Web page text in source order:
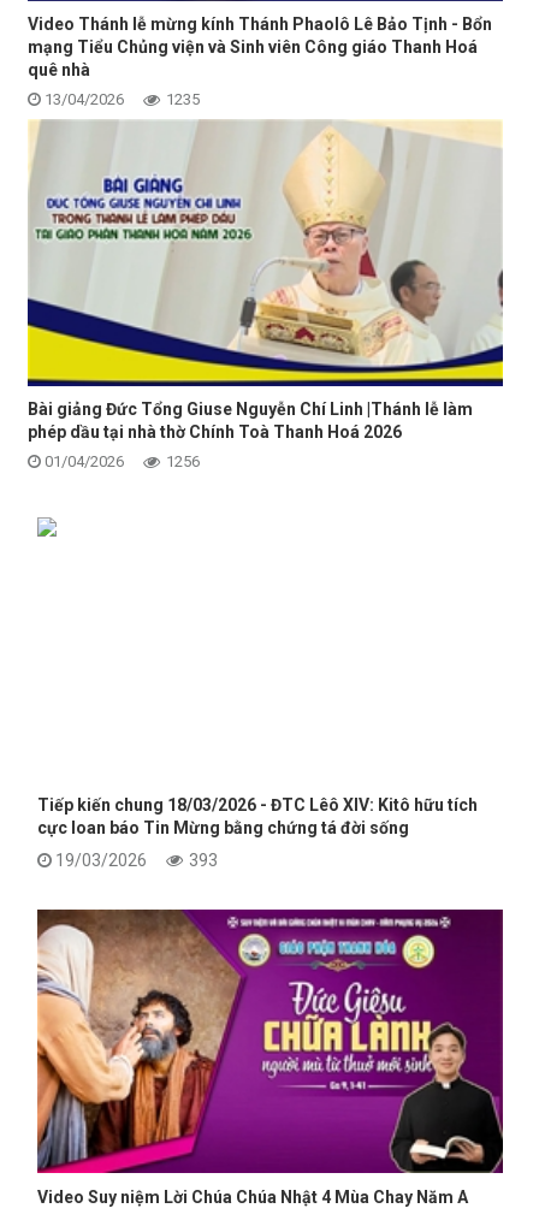
Video Thánh lễ mừng kính Thánh Phaolô Lê Bảo Tịnh - Bổn
mạng Tiểu Chủng viện và Sinh viên Công giáo Thanh Hoá
quê nhà
13/04/2026 1235
Bài giảng Đức Tổng Giuse Nguyễn Chí Linh |Thánh lễ làm
phép dầu tại nhà thờ Chính Toà Thanh Hoá 2026
01/04/2026 1256
Tiếp kiến chung 18/03/2026 - ĐTC Lêô XIV: Kitô hữu tích
cực loan báo Tin Mừng bằng chứng tá đời sống
19/03/2026
393
Video Suy niệm Lời Chúa Chúa Nhật 4 Mùa Chay Năm A